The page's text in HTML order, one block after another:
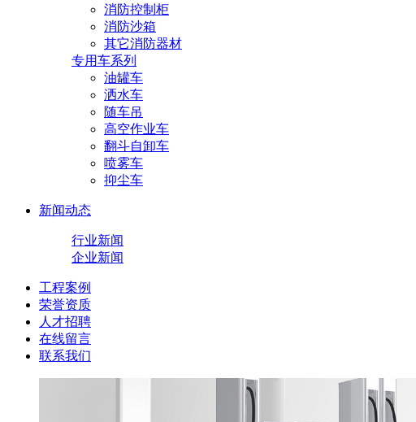
消防控制柜
消防沙箱
其它消防器材
专用车系列
油罐车
洒水车
随车吊
高空作业车
翻斗自卸车
喷雾车
抑尘车
新闻动态
行业新闻
企业新闻
工程案例
荣誉资质
人才招聘
在线留言
联系我们